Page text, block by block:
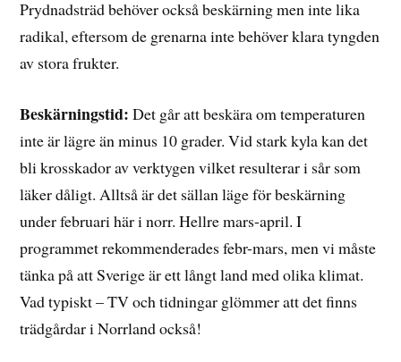
Prydnadsträd behöver också beskärning men inte lika
radikal, eftersom de grenarna inte behöver klara tyngden
av stora frukter.
Beskärningstid: Det går att beskära om temperaturen
inte är lägre än minus 10 grader. Vid stark kyla kan det
bli krosskador av verktygen vilket resulterar i sår som
läker dåligt. Alltså är det sällan läge för beskärning
under februari här i norr. Hellre mars-april. I
programmet rekommenderades febr-mars, men vi måste
tänka på att Sverige är ett långt land med olika klimat.
Vad typiskt – TV och tidningar glömmer att det finns
trädgårdar i Norrland också!